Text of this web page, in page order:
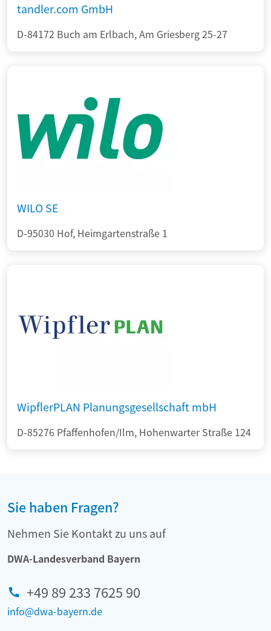
tandler.com GmbH
D-84172 Buch am Erlbach, Am Griesberg 25-27
WILO SE
D-95030 Hof, Heimgartenstraße 1
WipflerPLAN Planungsgesellschaft mbH
D-85276 Pfaffenhofen/Ilm, Hohenwarter Straße 124
Sie haben Fragen?
Nehmen Sie Kontakt zu uns auf
DWA-Landesverband Bayern
+49 89 233 7625 90
info@dwa-bayern.de